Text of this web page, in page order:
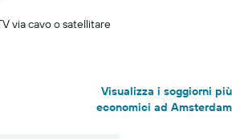
via cavo o satellitare
Visualizza i soggiorni più
economici ad Amsterdam